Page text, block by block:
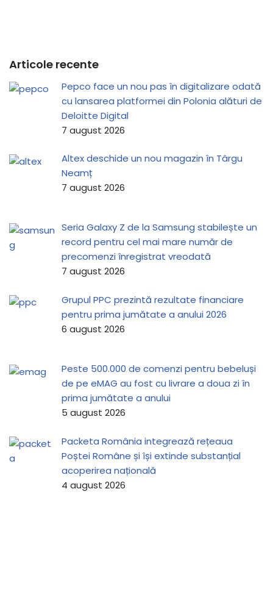
Articole recente
Pepco face un nou pas în digitalizare odată
cu lansarea platformei din Polonia alături de
Deloitte Digital
7 august 2026
Altex deschide un nou magazin în Târgu
Neamț
7 august 2026
Seria Galaxy Z de la Samsung stabilește un
record pentru cel mai mare număr de
precomenzi înregistrat vreodată
7 august 2026
Grupul PPC prezintă rezultate financiare
pentru prima jumătate a anului 2026
6 august 2026
Peste 500.000 de comenzi pentru bebeluși
de pe eMAG au fost cu livrare a doua zi în
prima jumătate a anului
5 august 2026
Packeta România integrează rețeaua
Poștei Române și își extinde substanțial
acoperirea națională
4 august 2026